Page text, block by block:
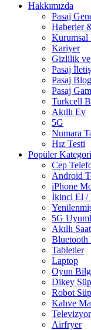
Hakkımızda
Pasaj
Haberler
Kurumsal
Kariyer
Gizlilik
Pasaj
Pasaj Blog
Pasaj
Turkcell
Akıllı Ev
5G
Numara
Hız Testi
Popüler
Cep
Android
iPhone
İkinci El /
5G
Akıllı
Bluetooth
Tabletler
Laptop
Oyun
Dikey
Robot
Kahve
Airfryer